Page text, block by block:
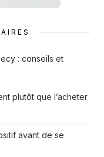
: conseils et
plutôt que l’acheter
avant de se